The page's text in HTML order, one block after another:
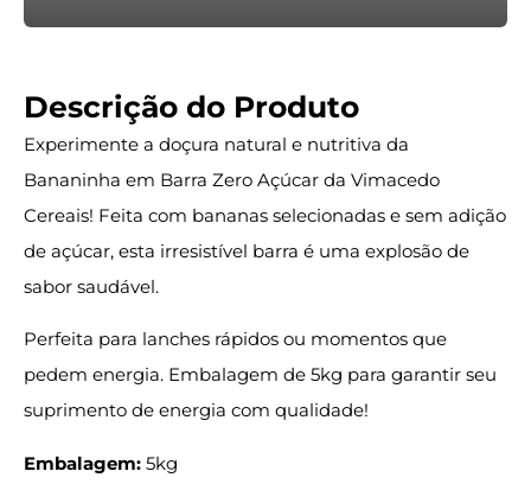
Descrição do Produto
Experimente a doçura natural e nutritiva da
Bananinha em Barra Zero Açúcar da Vimacedo
Cereais! Feita com bananas selecionadas e sem adição
de açúcar, esta irresistível barra é uma explosão de
sabor saudável.
Perfeita para lanches rápidos ou momentos que
pedem energia. Embalagem de 5kg para garantir seu
suprimento de energia com qualidade!
Embalagem: 5kg